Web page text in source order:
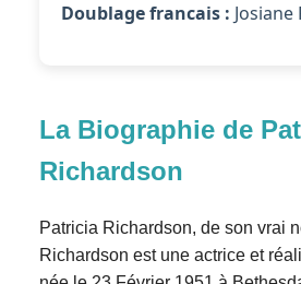
Doublage francais : Josiane
La Biographie de
Richardson
Patricia Richardson, de son vrai
Richardson est une actrice et